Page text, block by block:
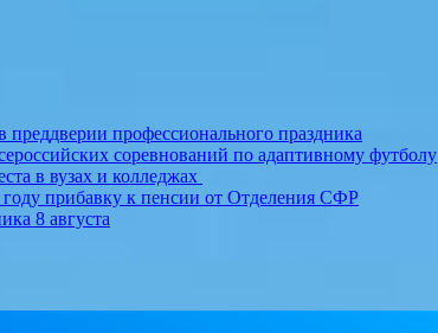
профессионального праздника
соревнований по адаптивному футболу
в вузах и колледжах
прибавку к пенсии от Отделения СФР
8 августа